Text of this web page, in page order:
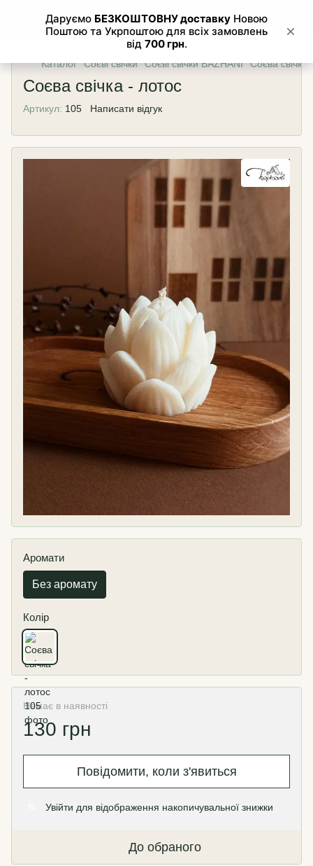
Каталог Соєві свічки Соєві свічки BAZHANI Соєва свічка
Соєва свічка - лотос
Артикул: 105 Написати відгук
Аромати
Без аромату
Колір
Немає в наявності
130 грн
Повідомити, коли з'явиться
Увійти для відображення накопичувальної знижки
До обраного